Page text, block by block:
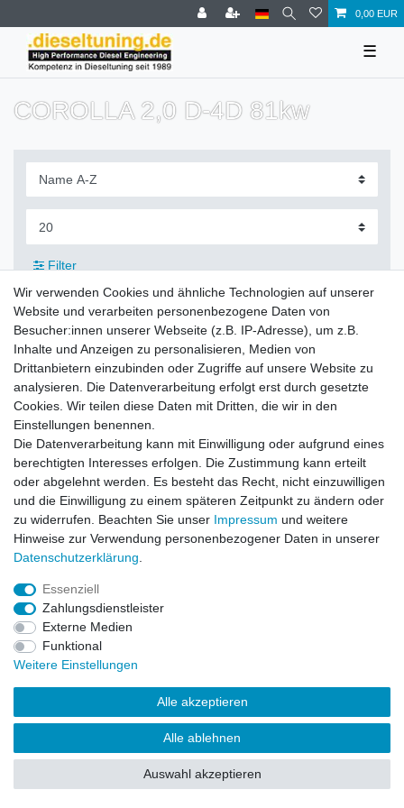
0,00 EUR
☰
COROLLA 2,0 D-4D 81kw
Filter
Zahlung und Versand
Daten­schutz­erklärung
Barrierefreiheitserklärung Widerrufs­recht
Vertrag widerrufen
© Copyright 2026 | Alle Rechte vorbehalten.
Wir verwenden Cookies und ähnliche Technologien auf unserer
Website und verarbeiten personenbezogene Daten von
Besucher:innen unserer Webseite (z.B. IP-Adresse), um z.B.
Inhalte und Anzeigen zu personalisieren, Medien von
Drittanbietern einzubinden oder Zugriffe auf unsere Website zu
analysieren. Die Datenverarbeitung erfolgt erst durch gesetzte
Cookies. Wir teilen diese Daten mit Dritten, die wir in den
Einstellungen benennen.
Die Datenverarbeitung kann mit Einwilligung oder aufgrund eines
berechtigten Interesses erfolgen. Die Zustimmung kann erteilt
oder abgelehnt werden. Es besteht das Recht, nicht einzuwilligen
und die Einwilligung zu einem späteren Zeitpunkt zu ändern oder
zu widerrufen. Beachten Sie unser Impressum und weitere
Hinweise zur Verwendung personenbezogener Daten in unserer
Daten­schutz­erklärung
Essenziell
Zahlungsdienstleister
Externe Medien
Funktional
Weitere Einstellungen
Alle akzeptieren
Alle ablehnen
Auswahl akzeptieren